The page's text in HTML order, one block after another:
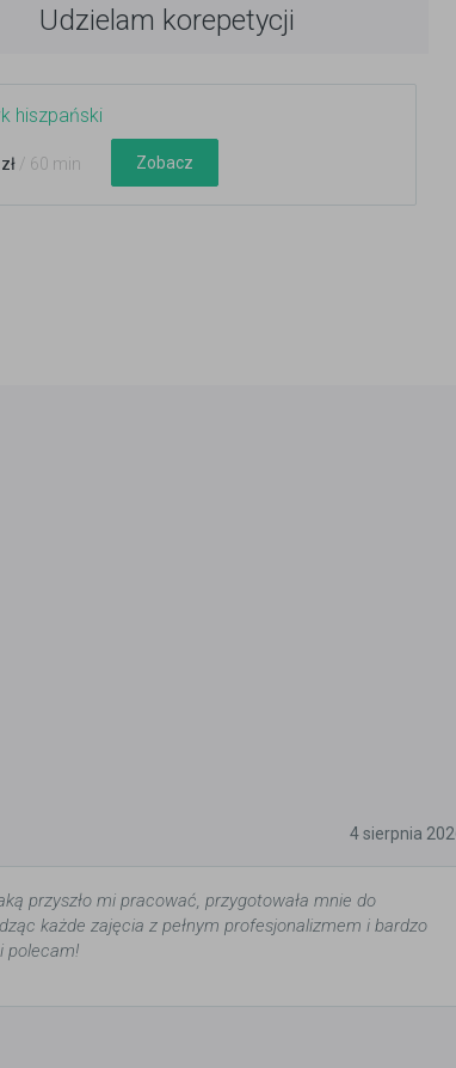
Udzielam korepetycji
hiszpański
/ 60 min Zobacz
4 sierpnia
przyszło mi pracować, przygotowała mnie do
każde zajęcia z pełnym profesjonalizmem i bardzo
polecam!